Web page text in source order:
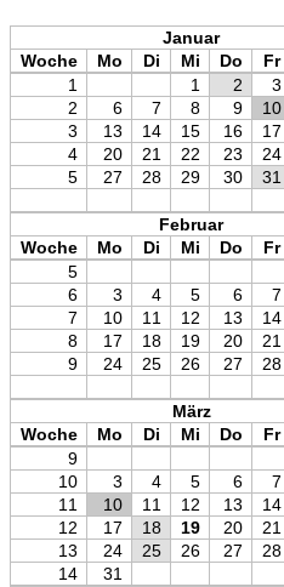
Januar
Woche
Mo Di Mi Do Fr
1
1 2 3
2
6 7 8 9 10
3
13 14 15 16 17
4
20 21 22 23 24
5
27 28 29 30 31
Februar
Woche
Mo Di Mi Do Fr
5
6
3 4 5 6 7
7
10 11 12 13 14
8
17 18 19 20 21
9
24 25 26 27 28
März
Woche
Mo Di Mi Do Fr
9
10
3 4 5 6 7
11
10 11 12 13 14
12
17 18 19 20 21
13
24 25 26 27 28
14
31